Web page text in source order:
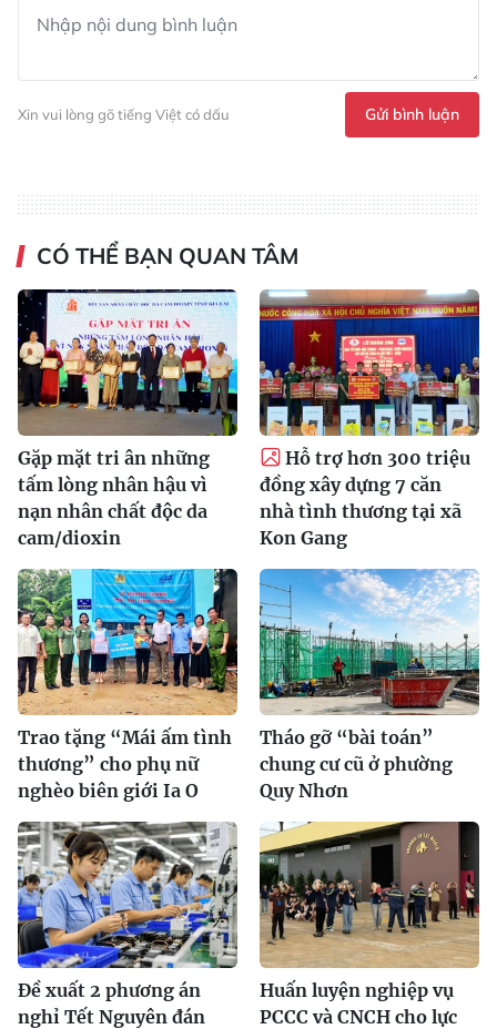
Xin vui lòng gõ tiếng Việt có dấu Gửi bình luận
CÓ THỂ BẠN QUAN TÂM
Gặp mặt tri ân những
tấm lòng nhân hậu vì
nạn nhân chất độc da
cam/dioxin
Hỗ trợ hơn 300 triệu
đồng xây dựng 7 căn
nhà tình thương tại xã
Kon Gang
Trao tặng “Mái ấm tình
thương” cho phụ nữ
nghèo biên giới Ia O
Tháo gỡ “bài toán”
chung cư cũ ở phường
Quy Nhơn
Đề xuất 2 phương án
nghỉ Tết Nguyên đán
Huấn luyện nghiệp vụ
PCCC và CNCH cho lực